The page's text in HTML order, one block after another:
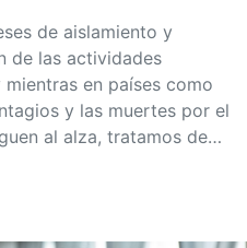
de aislamiento y
de las actividades
mientras en países como
y las muertes por el
al alza, tratamos de…